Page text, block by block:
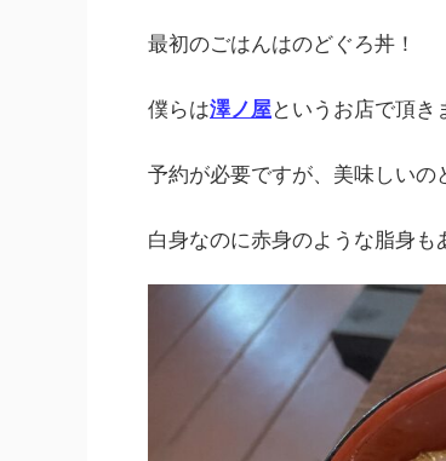
最初のごはんはのどぐろ丼！
僕らは澤ノ屋というお店で頂き
予約が必要ですが、美味しいの
白身なのに赤身のような脂身